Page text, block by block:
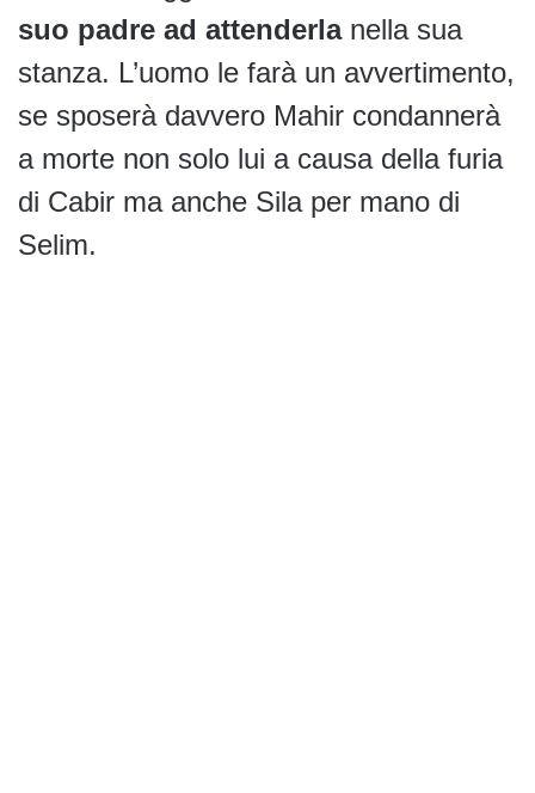
suo padre ad attenderlanella sua
stanza. L’uomo le farà un avvertimento,
se sposerà davvero Mahir condannerà
a morte non solo lui a causa della furia
di Cabir ma anche Sila per mano di
Selim.